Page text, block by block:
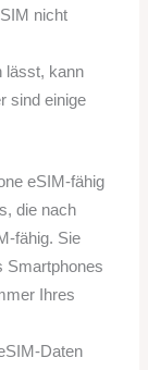
nicht
lässt, kann
sind einige
eSIM-fähig
die nach
fähig. Sie
Smartphones
Ihres
Daten